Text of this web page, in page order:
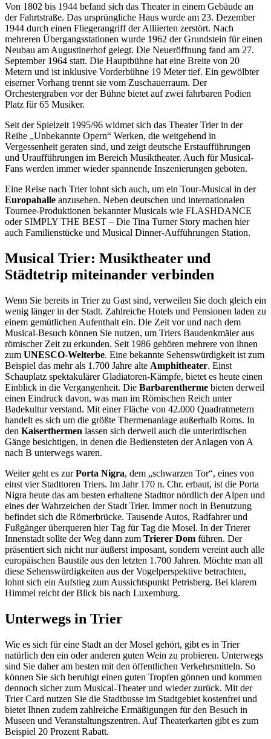
Von 1802 bis 1944 befand sich das Theater in einem Gebäude an
der Fahrtstraße. Das ursprüngliche Haus wurde am 23. Dezember
1944 durch einen Fliegerangriff der Alliierten zerstört. Nach
mehreren Übergangsstationen wurde 1962 der Grundstein für einen
Neubau am Augustinerhof gelegt. Die Neueröffnung fand am 27.
September 1964 statt. Die Hauptbühne hat eine Breite von 20
Metern und ist inklusive Vorderbühne 19 Meter tief. Ein gewölbter
eiserner Vorhang trennt sie vom Zuschauerraum. Der
Orchestergraben vor der Bühne bietet auf zwei fahrbaren Podien
Platz für 65 Musiker.
Seit der Spielzeit 1995/96 widmet sich das Theater Trier in der
Reihe „Unbekannte Opern“ Werken, die weitgehend in
Vergessenheit geraten sind, und zeigt deutsche Erstaufführungen
und Uraufführungen im Bereich Musiktheater. Auch für Musical-
Fans werden immer wieder spannende Inszenierungen geboten.
Eine Reise nach Trier lohnt sich auch, um ein Tour-Musical in der
Europahalle anzusehen. Neben deutschen und internationalen
Tournee-Produktionen bekannter Musicals wie FLASHDANCE
oder SIMPLY THE BEST – Die Tina Turner Story machen hier
auch Familienstücke und Musical Dinner-Aufführungen Station.
Musical Trier: Musiktheater und
Städtetrip miteinander verbinden
Wenn Sie bereits in Trier zu Gast sind, verweilen Sie doch gleich ein
wenig länger in der Stadt. Zahlreiche Hotels und Pensionen laden zu
einem gemütlichen Aufenthalt ein. Die Zeit vor und nach dem
Musical-Besuch können Sie nutzen, um Triers Baudenkmäler aus
römischer Zeit zu erkunden. Seit 1986 gehören mehrere von ihnen
zum UNESCO-Welterbe. Eine bekannte Sehenswürdigkeit ist zum
Beispiel das mehr als 1.700 Jahre alte Amphitheater. Einst
Schauplatz spektakulärer Gladiatoren-Kämpfe, bietet es heute einen
Einblick in die Vergangenheit. Die Barbarentherme bieten derweil
einen Eindruck davon, was man im Römischen Reich unter
Badekultur verstand. Mit einer Fläche von 42.000 Quadratmetern
handelt es sich um die größte Thermenanlage außerhalb Roms. In
den Kaiserthermen lassen sich derweil auch die unterirdischen
Gänge besichtigen, in denen die Bediensteten der Anlagen von A
nach B unterwegs waren.
Weiter geht es zurPorta Nigra, dem „schwarzen Tor“, eines von
einst vier Stadttoren Triers. Im Jahr 170 n. Chr. erbaut, ist die Porta
Nigra heute das am besten erhaltene Stadttor nördlich der Alpen und
eines der Wahrzeichen der Stadt Trier. Immer noch in Benutzung
befindet sich die Römerbrücke. Tausende Autos, Radfahrer und
Fußgänger überqueren hier Tag für Tag die Mosel. In der Trierer
Innenstadt sollte der Weg dann zum Trierer Dom führen. Der
präsentiert sich nicht nur äußerst imposant, sondern vereint auch alle
europäischen Baustile aus den letzten 1.700 Jahren. Möchte man all
diese Sehenswürdigkeiten aus der Vogelperspektive betrachten,
lohnt sich ein Aufstieg zum Aussichtspunkt Petrisberg. Bei klarem
Himmel reicht der Blick bis nach Luxemburg.
Unterwegs in Trier
Wie es sich für eine Stadt an der Mosel gehört, gibt es in Trier
natürlich den ein oder anderen guten Wein zu probieren. Unterwegs
sind Sie daher am besten mit den öffentlichen Verkehrsmitteln. So
können Sie sich beruhigt einen guten Tropfen gönnen und kommen
dennoch sicher zum Musical-Theater und wieder zurück. Mit der
Trier Card nutzen Sie die Stadtbusse im Stadtgebiet kostenfrei und
bietet Ihnen zudem zahlreiche Ermäßigungen für den Besuch in
Museen und Veranstaltungszentren. Auf Theaterkarten gibt es zum
Beispiel 20 Prozent Rabatt.